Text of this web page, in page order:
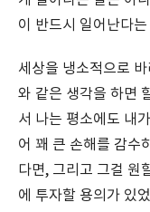
이 반드시 일어난다
세상을 냉소적으로
와 같은 생각을 하면
서 나는 평소에도 내
어 꽤 큰 손해를 감수
다면, 그리고 그걸 원
에 투자할 용의가 있